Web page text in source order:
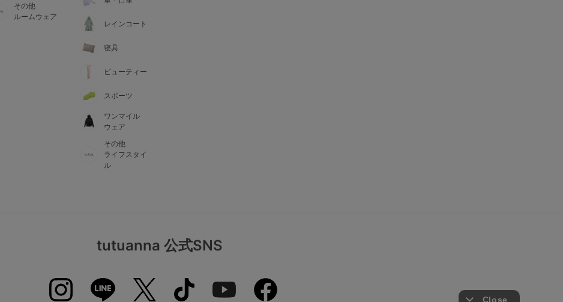
その他
ルームウェア
レインコート
寝具
ビューティー
スポーツ
ワンマイル
ウェア
その他
ライフスタイ
ル
tutuanna 公式SNS